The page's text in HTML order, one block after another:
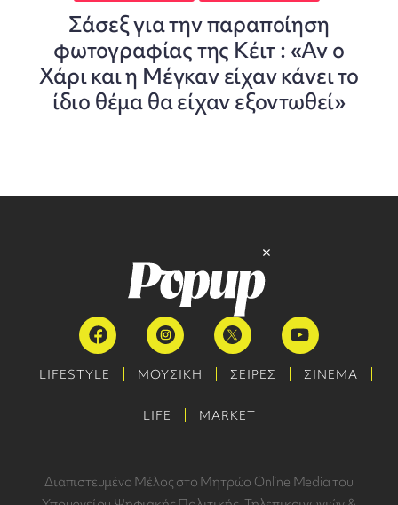
Σάσεξ για την παραποίηση
φωτογραφίας της Κέιτ : «Αν ο
Χάρι και η Μέγκαν είχαν κάνει το
ίδιο θέμα θα είχαν εξοντωθεί»
LIFESTYLE ΜΟΥΣΙΚΗ ΣΕΙΡΕΣ ΣΙΝΕΜΑ
LIFE MARKET
Διαπιστευμένο Μέλος στο Μητρώο Online Media του